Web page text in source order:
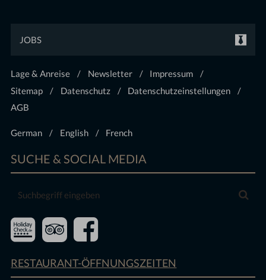
JOBS
Lage & Anreise Newsletter
Impressum
Sitemap
Datenschutz
Datenschutzeinstellungen
AGB
German English French
SUCHE & SOCIAL MEDIA
Suchbegriff
RESTAURANT-ÖFFNUNGSZEITEN